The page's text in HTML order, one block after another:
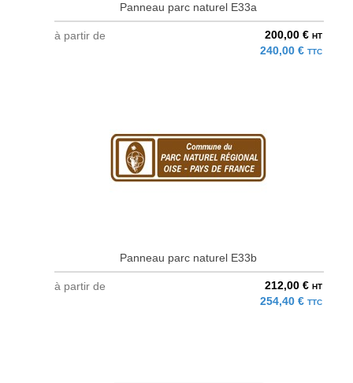
Panneau parc naturel E33a
à partir de 200,00 € HT
240,00 € TTC
Panneau parc naturel E33b
à partir de 212,00 € HT
254,40 € TTC